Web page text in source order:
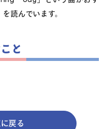
読んでいます。
と
戻る